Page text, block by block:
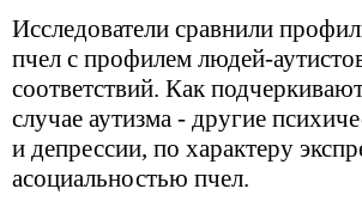
Исследователи сравнили
пчел с профилем людей-
соответствий. Как
случае аутизма - другие
и депрессии, по характеру
асоциальностью пчел.